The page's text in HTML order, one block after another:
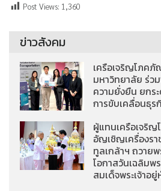
Post Views: 1,360
ข่าวสังคม
เครือเจริญโภค
มหาวิทยาลัย ร่
ความยั่งยืน ยกร
การขับเคลื่อนธุร
ผู้แทนเครือเจริ
อัญเชิญเครื่องร
ทูลเกล้าฯ ถวาย
โอกาสวันเฉลิมพ
สมเด็จพระเจ้าอ